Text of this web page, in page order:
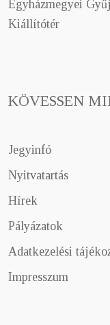
Egyházmegyei
Kiállítótér
KÖVESSEN
Jegyinfó
Nyitvatartás
Hírek
Pályázatok
Adatkezelési
Impresszum